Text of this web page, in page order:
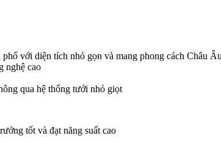
với diện tích nhỏ gọn và mang phong cách Châu Âu
nghệ cao
qua hệ thống tưới nhỏ giọt
tốt và đạt năng suất cao